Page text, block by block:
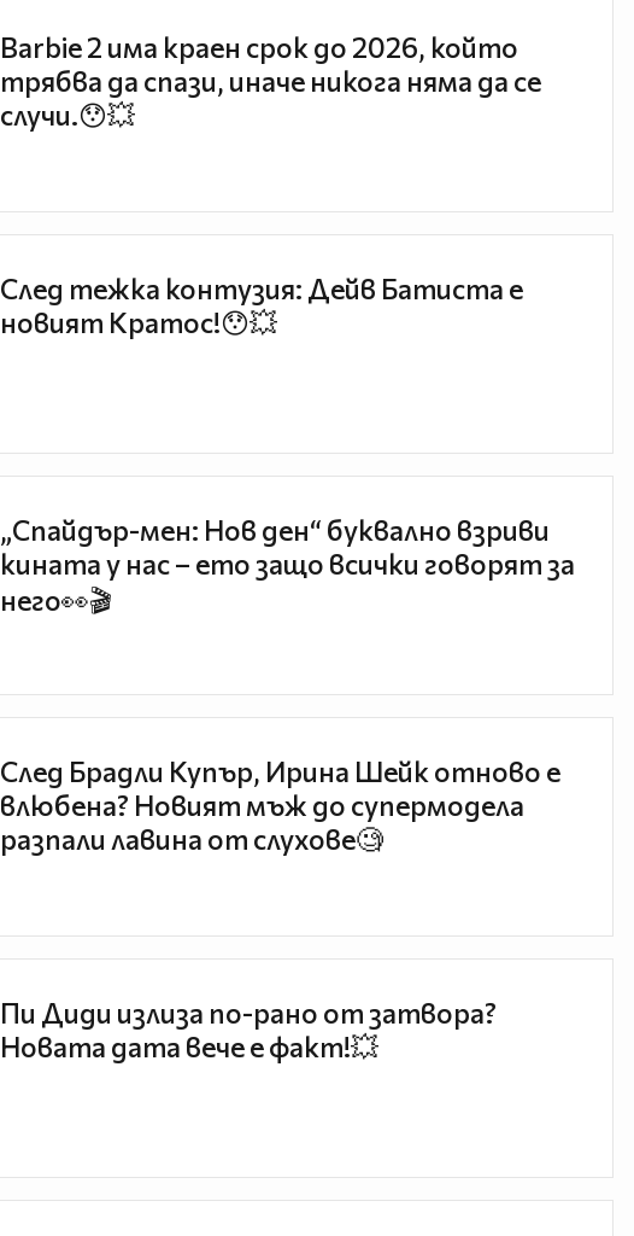
Barbie 2 има краен срок до 2026, който
трябва да спази, иначе никога няма да се
случи.😯💥
След тежка контузия: Дейв Батиста е
новият Кратос!😯💥
„Спайдър-мен: Нов ден“ буквално взриви
кината у нас – ето защо всички говорят за
него👀🎬
След Брадли Купър, Ирина Шейк отново е
влюбена? Новият мъж до супермодела
разпали лавина от слухове🧐
Пи Диди излиза по-рано от затвора?
Новата дата вече е факт!💥